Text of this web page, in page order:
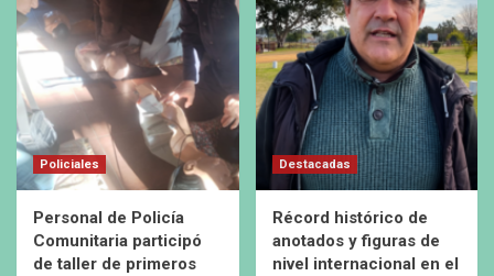
Policiales
Personal de Policía
Comunitaria participó
de taller de primeros
Destacadas
Récord histórico de
anotados y figuras de
nivel internacional en el